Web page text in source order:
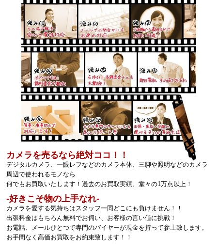
カメラを売るなら絶対ココ！！
デジタルカメラ、一眼レフなどのカメラ本体、三脚や照明などのカメラ
周辺で使われるモノなら
何でもお買取いたします！過去のお買取実績、堂々の1万点以上！
‐好きこそ物の上手なれ‐
カメラを愛する気持ちはスタッフ一同どこにも負けません！！
出張料金はもちろん無料でお伺い、お客様の言い値に挑戦！
お電話、メールひとつで専門のバイヤーが現金を持って参上致します。
お手間なく高価お買取をお約束致します！！